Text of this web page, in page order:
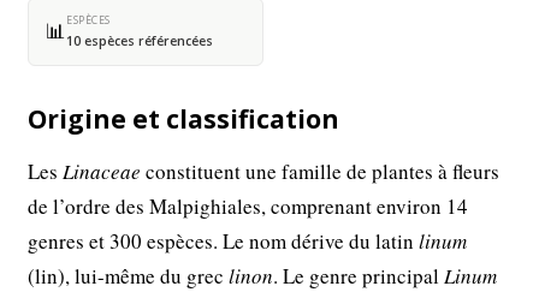
📊ESPÈCES
10 espèces référencées
Origine et classification
LesLinaceae constituent une famille de plantes à fleurs
de l’ordre des Malpighiales, comprenant environ 14
genres et 300 espèces. Le nom dérive du latinlinum
(lin), lui-même du greclinon. Le genre principalLinum